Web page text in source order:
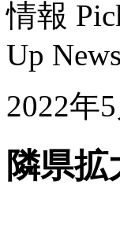
2022年
隣県